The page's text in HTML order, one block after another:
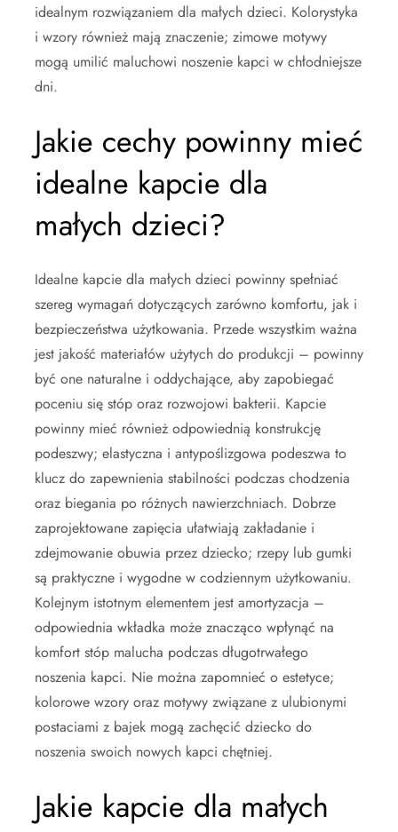
idealnym rozwiązaniem dla małych dzieci. Kolorystyka
i wzory również mają znaczenie; zimowe motywy
mogą umilić maluchowi noszenie kapci w chłodniejsze
dni.
Jakie cechy powinny mieć
idealne kapcie dla
małych dzieci?
Idealne kapcie dla małych dzieci powinny spełniać
szereg wymagań dotyczących zarówno komfortu, jak i
bezpieczeństwa użytkowania. Przede wszystkim ważna
jest jakość materiałów użytych do produkcji – powinny
być one naturalne i oddychające, aby zapobiegać
poceniu się stóp oraz rozwojowi bakterii. Kapcie
powinny mieć również odpowiednią konstrukcję
podeszwy; elastyczna i antypoślizgowa podeszwa to
klucz do zapewnienia stabilności podczas chodzenia
oraz biegania po różnych nawierzchniach. Dobrze
zaprojektowane zapięcia ułatwiają zakładanie i
zdejmowanie obuwia przez dziecko; rzepy lub gumki
są praktyczne i wygodne w codziennym użytkowaniu.
Kolejnym istotnym elementem jest amortyzacja –
odpowiednia wkładka może znacząco wpłynąć na
komfort stóp malucha podczas długotrwałego
noszenia kapci. Nie można zapomnieć o estetyce;
kolorowe wzory oraz motywy związane z ulubionymi
postaciami z bajek mogą zachęcić dziecko do
noszenia swoich nowych kapci chętniej.
Jakie kapcie dla małych